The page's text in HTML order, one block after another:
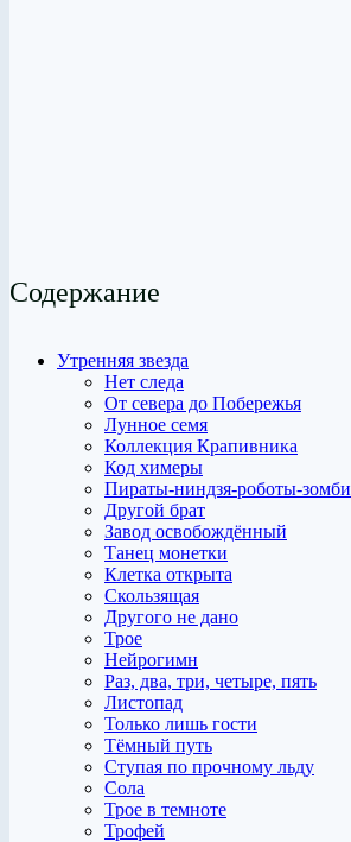
Содержание
Утренняя звезда
Нет следа
От севера до Побережья
Лунное семя
Коллекция Крапивника
Код химеры
Пираты-ниндзя-роботы-зомби
Другой брат
Завод освобождённый
Танец монетки
Клетка открыта
Скользящая
Другого не дано
Трое
Нейрогимн
Раз, два, три, четыре, пять
Листопад
Только лишь гости
Тёмный путь
Ступая по прочному льду
Сола
Трое в темноте
Трофей